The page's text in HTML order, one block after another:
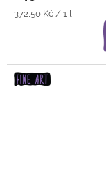
Měrná
372,50 Kč / 1 l